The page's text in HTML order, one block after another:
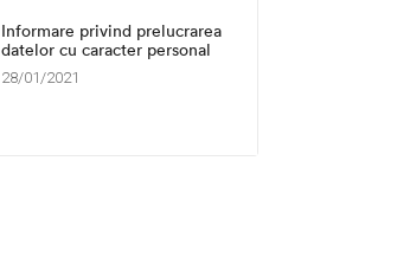
Informare privind prelucrarea
datelor cu caracter personal
28/01/2021